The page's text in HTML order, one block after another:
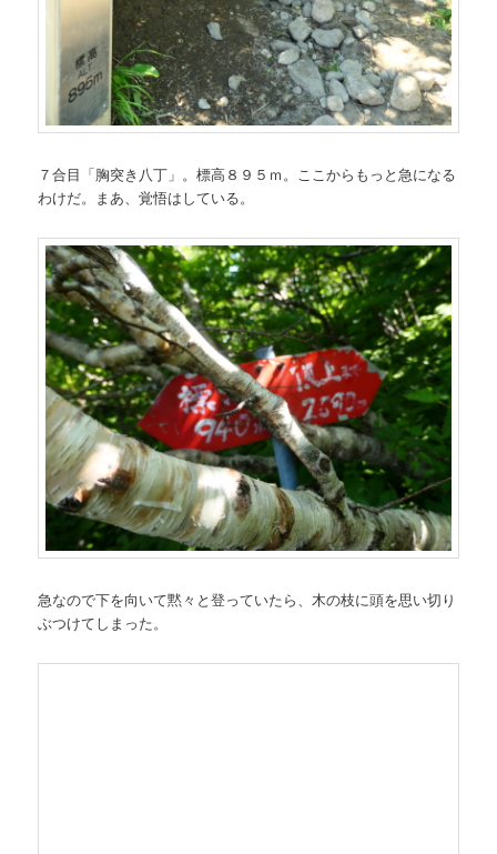
７合目「胸突き八丁」。標高８９５ｍ。ここからもっと急になる
わけだ。まあ、覚悟はしている。
急なので下を向いて黙々と登っていたら、木の枝に頭を思い切り
ぶつけてしまった。